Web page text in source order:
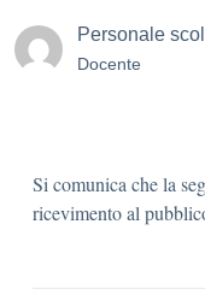
Personale
Docente
Si comunica che la
ricevimento al